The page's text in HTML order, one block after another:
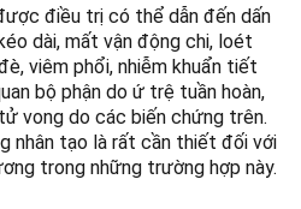
điều trị có thể dẫn đến dấn
dài, mất vận động chi, loét
viêm phổi, nhiễm khuẩn tiết
bộ phận do ứ trệ tuần hoàn,
vong do các biến chứng trên.
nhân tạo là rất cần thiết đối với
trong những trường hợp này.